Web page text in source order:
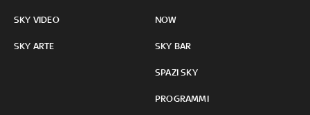
SKY VIDEO
SKY ARTE
NOW
SKY BAR
SPAZI SKY
PROGRAMMI